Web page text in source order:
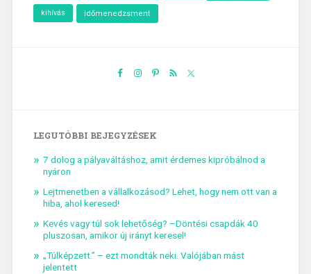
kihívás időmenedzsment
LEGUTÓBBI BEJEGYZÉSEK
7 dolog a pályaváltáshoz, amit érdemes kipróbálnod a
nyáron
Lejtmenetben a vállalkozásod? Lehet, hogy nem ott van a
hiba, ahol keresed!
Kevés vagy túl sok lehetőség? –Döntési csapdák 40
pluszosan, amikor új irányt keresel!
„Túlképzett.” – ezt mondták neki. Valójában mást
jelentett